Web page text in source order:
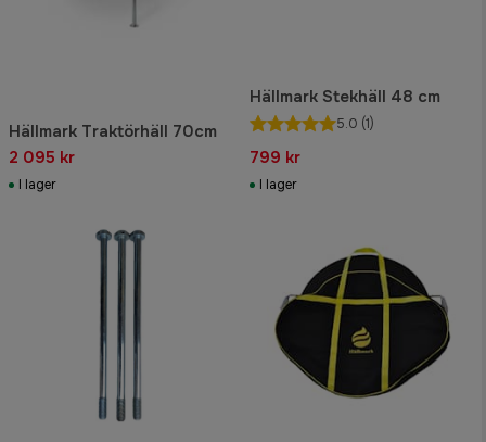
Hällmark Traktörhäll 70cm
2 095 kr
I lager
Hällmark Stekhäll 48 cm
5.0 (1)
799 kr
I lager